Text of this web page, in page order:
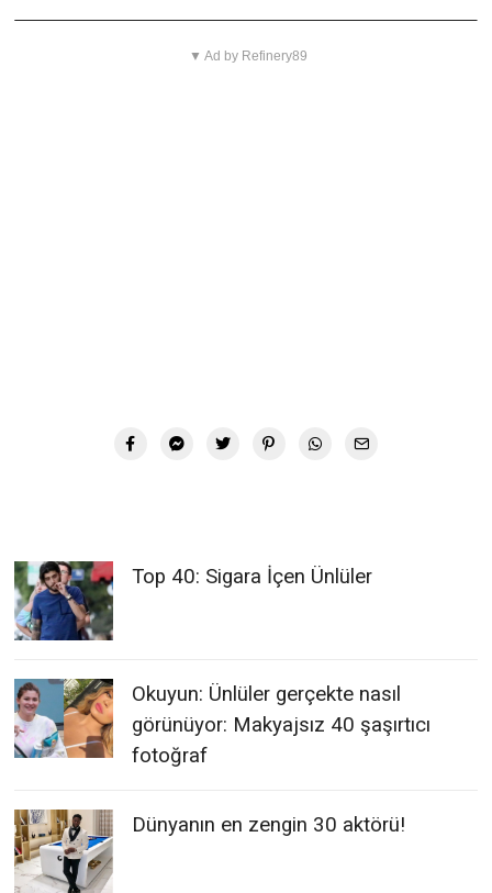
▼ Ad by Refinery89
Top 40: Sigara İçen Ünlüler
Okuyun: Ünlüler gerçekte nasıl
görünüyor: Makyajsız 40 şaşırtıcı
fotoğraf
Dünyanın en zengin 30 aktörü!